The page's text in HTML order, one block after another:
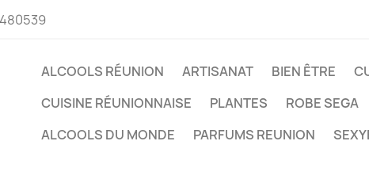
ALCOOLS RÉUNION ARTISANAT BIEN ÊTRE
CUISINE RÉUNIONNAISE
PLANTES ROBE SEGA
ALCOOLS DU MONDE
PARFUMS REUNION